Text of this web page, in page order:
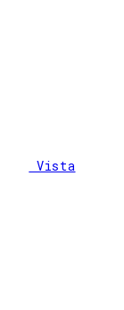
Vista